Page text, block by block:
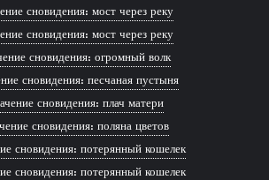
сновидения: мост через реку
сновидения: мост через реку
сновидения: огромный волк
сновидения: песчаная пустыня
сновидения: плач матери
сновидения: поляна цветов
сновидения: потерянный кошелек
сновидения: потерянный кошелек